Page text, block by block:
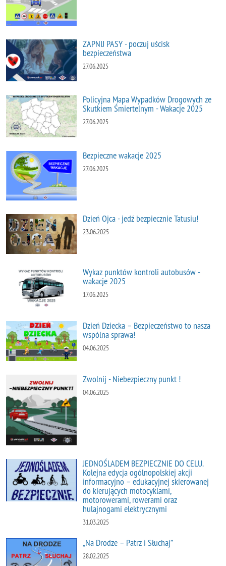
ZAPNIJ PASY - poczuj uścisk
bezpieczeństwa
27.06.2025
Policyjna Mapa Wypadków Drogowych ze
Skutkiem Śmiertelnym - Wakacje 2025
27.06.2025
Bezpieczne wakacje 2025
27.06.2025
Dzień Ojca - jedź bezpiecznie Tatusiu!
23.06.2025
Wykaz punktów kontroli autobusów -
wakacje 2025
17.06.2025
Dzień Dziecka – Bezpieczeństwo to nasza
wspólna sprawa!
04.06.2025
Zwolnij - Niebezpieczny punkt !
04.06.2025
JEDNOŚLADEM BEZPIECZNIE DO CELU.
Kolejna edycja ogólnopolskiej akcji
informacyjno – edukacyjnej skierowanej
do kierujących motocyklami,
motorowerami, rowerami oraz
hulajnogami elektrycznymi
31.03.2025
„Na Drodze – Patrz i Słuchaj”
28.02.2025